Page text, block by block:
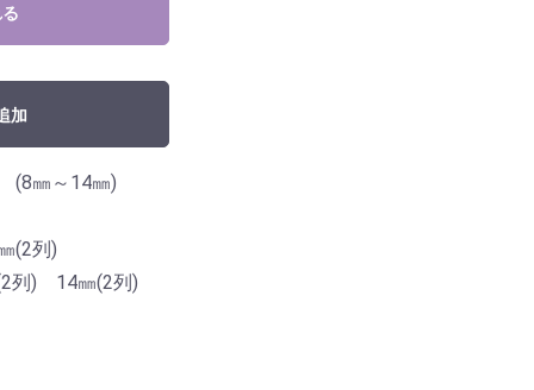
加
㎜～14㎜)
(2列)
列) 14㎜(2列)